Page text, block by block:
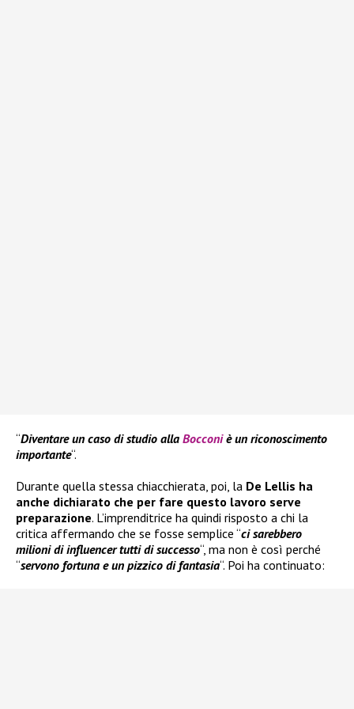
“Diventare un caso di studio alla Bocconiè un riconoscimento
importante“.
Durante quella stessa chiacchierata, poi, la De Lellis ha
anche dichiarato che per fare questo lavoro serve
preparazione. L’imprenditrice ha quindi risposto a chi la
critica affermando che se fosse semplice “ci sarebbero
milioni di influencer tutti di successo“, ma non è così perché
“servono fortuna e un pizzico di fantasia“. Poi ha continuato: